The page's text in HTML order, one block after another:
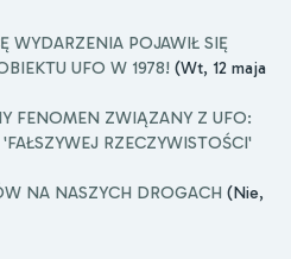
WYDARZENIA POJAWIŁ SIĘ
UFO W 1978! (Wt, 12 maja
FENOMEN ZWIĄZANY Z UFO:
RZECZYWISTOŚCI'
NA NASZYCH DROGACH (Nie,